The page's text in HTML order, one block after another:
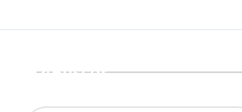
Buscar